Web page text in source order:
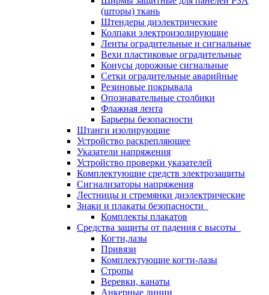
(шторы) ткань
Штендеры диэлектрические
Колпаки электроизолирующие
Ленты оградительные и сигнальные
Вехи пластиковые оградительные
Конусы дорожные сигнальные
Сетки оградительные аварийные
Резиновые покрывала
Опознавательные столбики
Флажная лента
Барьеры безопасности
Штанги изолирующие
Устройство раскрепляющее
Указатели напряжения
Устройство проверки указателей
Комплектующие средств электрозащиты
Сигнализаторы напряжения
Лестницы и стремянки диэлектрические
Знаки и плакаты безопасности
Комплекты плакатов
Средства защиты от падения с высоты
Когти,лазы
Привязи
Комплектующие когти-лазы
Стропы
Веревки, канаты
Анкерные линии